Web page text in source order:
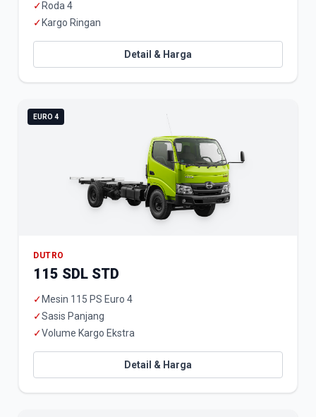
✓ Roda 4
✓ Kargo Ringan
Detail & Harga
EURO 4
DUTRO
115 SDL STD
✓ Mesin 115 PS Euro 4
✓Sasis Panjang
✓Volume Kargo Ekstra
Detail & Harga